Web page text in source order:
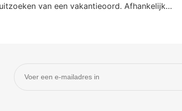
van een vakantieoord. Afhankelijk…